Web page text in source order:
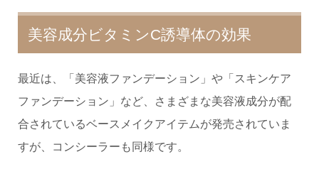
美容成分ビタミンC誘導体の効果
最近は、「美容液ファンデーション」や「スキンケア
ファンデーション」など、さまざまな美容液成分が配
合されているベースメイクアイテムが発売されていま
すが、コンシーラーも同様です。